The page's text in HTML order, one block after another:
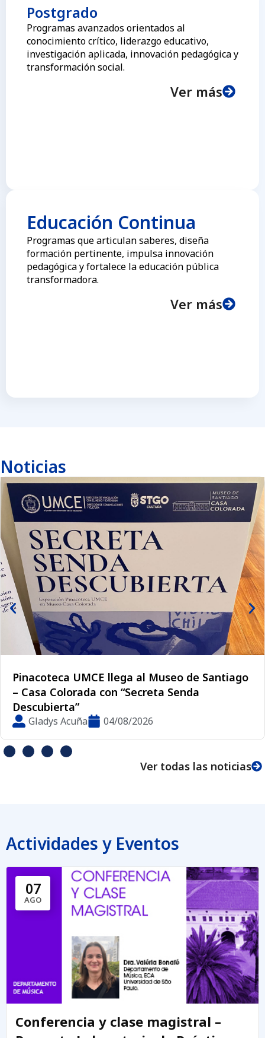
Postgrado
Programas avanzados orientados al
conocimiento crítico, liderazgo educativo,
investigación aplicada, innovación pedagógica y
transformación social.
Ver más
Educación Continua
Programas que articulan saberes, diseña
formación pertinente, impulsa innovación
pedagógica y fortalece la educación pública
transformadora.
Ver más
Noticias
En el aniversario 137 de la UMCE: un mensaje
del Museo del Instituto Pedagógico Valentín
Letelier
Lorena Tejo 01/08/2026
Ver todas las noticias
Actividades y Eventos
07
AGO
Conferencia y clase magistral –